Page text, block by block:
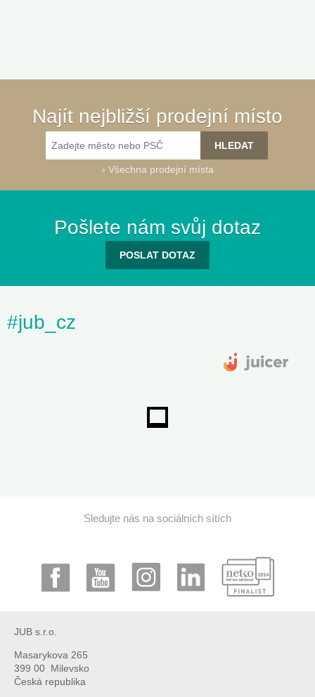
Najít nejbližší prodejní místo
› Všechna prodejní místa
Pošlete nám svůj dotaz
POSLAT DOTAZ
#jub_cz
Sledujte nás na sociálních sítích
JUB s.r.o.
Masarykova 265
399 00 Milevsko
Česká republika